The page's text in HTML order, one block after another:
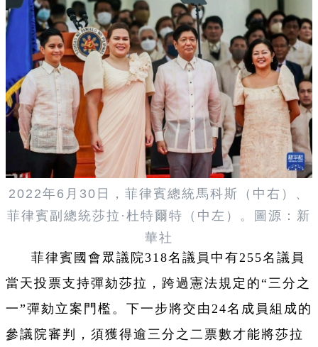
2022年6月30日，菲律賓總統馬科斯（中右）、
菲律賓副總統莎拉·杜特爾特（中左） 。圖源：新
華社
菲律賓國會眾議院318名議員中有255名議員
當天投票支持彈劾莎拉，跨過憲法規定的“三分之
一”彈劾立案門檻。下一步將交由24名成員組成的
參議院審判，須獲得逾三分之二票數才能將莎拉